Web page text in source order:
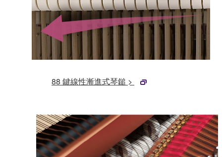
88 鍵線性漸進式琴鎚 >